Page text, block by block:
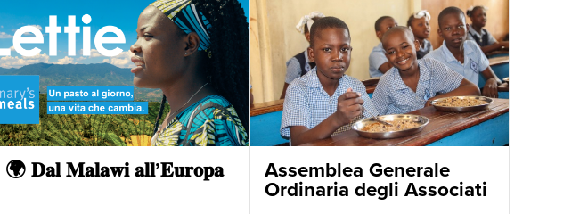
🌍 𝐃𝐚𝐥 𝐌𝐚𝐥𝐚𝐰𝐢 𝐚𝐥𝐥’𝐄𝐮𝐫𝐨𝐩𝐚 Assemblea Generale
Ordinaria degli Associati